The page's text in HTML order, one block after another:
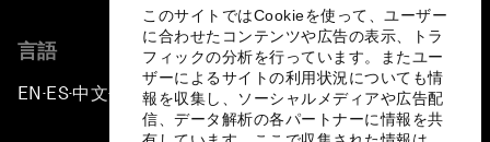
このサイトではCookieを使って、ユーザー
に合わせたコンテンツや広告の表示、トラ
フィックの分析を行っています。またユー
ザーによるサイトの利用状況についても情
報を収集し、ソーシャルメディアや広告配
信、データ解析の各パートナーに情報を共
言語
EN ▪ES▪中文▪ 日本語